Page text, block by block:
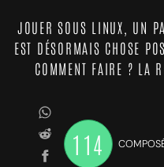
JOUER SOUS LINUX, UN
EST DÉSORMAIS CHOSE
COMMENT FAIRE ? LA
114